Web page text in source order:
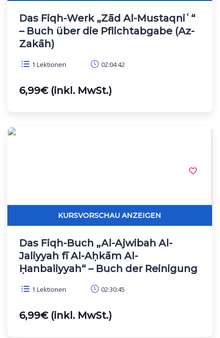
Das Fiqh-Werk „Zād Al-Mustaqniʿ“
– Buch über die Pflichtabgabe (Az-
Zakāh)
1 Lektionen 02:04:42
6,99€ (inkl. MwSt.)
Das Fiqh-Buch „Al-Ajwibah Al-
Jaliyyah fī Al-Aḥkām Al-
Ḥanbaliyyah“ – Buch der Reinigung
1 Lektionen 02:30:45
6,99€ (inkl. MwSt.)